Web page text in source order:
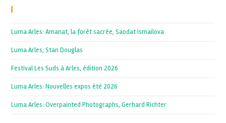
Luma Arles: Amanat, la forêt sacrée, Saodat Ismailova
Luma Arles, Stan Douglas
Festival Les Suds à Arles, édition 2026
Luma Arles: Nouvelles expos été 2026
Luma Arles: Overpainted Photographs, Gerhard Richter